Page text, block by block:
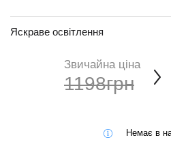
Яскраве освітлення
Звичайна ціна
1198грн
Немає в